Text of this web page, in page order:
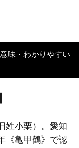
姓小栗）。愛知
《亀甲鶴》で認